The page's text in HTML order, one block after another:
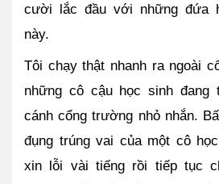
cười lắc đầu với những đứa
này.
Tôi chạy thật nhanh ra ngoài
những cô cậu học sinh đang
cánh cổng trường nhỏ nhắn.
đụng trúng vai của một cô
xin lỗi vài tiếng rồi tiếp tục